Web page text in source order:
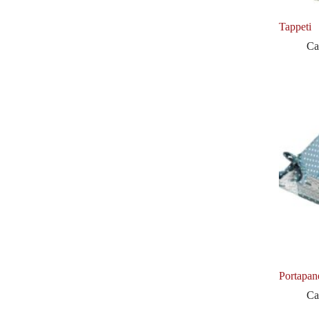
Tappeti